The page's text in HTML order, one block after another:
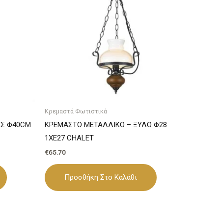
Φ40CM
Κρεμαστά Φωτιστικά
ΚΡΕΜΑΣΤΟ ΜΕΤΑΛΛΙΚΟ – ΞΥΛΟ Φ28
1ΧΕ27 CHALET
€65.70
Προσθήκη Στο Καλάθι